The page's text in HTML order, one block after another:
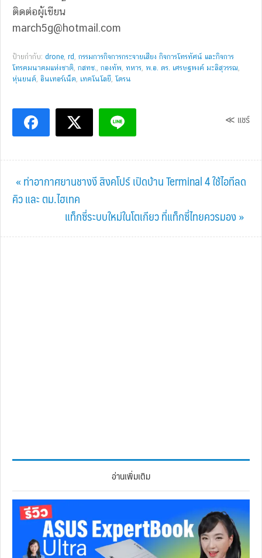
ติดต่อผู้เขียน
march5g@hotmail.com
ป้ายกำกับ: drone, rd , กรรมการกิจการกระจายเสียง กิจการโทรทัศน์ และกิจการ
โทรคมนาคมแห่งชาติ, กสทช., กองทัพ, ทหาร, พ.อ. ดร. เศรษฐพงค์ มะลิสุวรรณ,
หุ่นยนต์, อินเทอร์เน็ต, เทคโนโลยี, โดรน
≪ แชร์
Previous
Post:
« ท่าอากาศยานชางงี สิงคโปร์ เปิดบ้าน Terminal 4 ใช้ไอทีลด
คิว และ ตม.ไฮเทค
Next
Post:
แท็กซี่ระบบใหม่ในโตเกียว ที่แท็กซี่ไทยควรมอง »
อ่านเพิ่มเติม